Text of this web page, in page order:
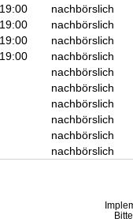
nachbörslich
nachbörslich
nachbörslich
nachbörslich
nachbörslich
nachbörslich
nachbörslich
nachbörslich
nachbörslich
nachbörslich